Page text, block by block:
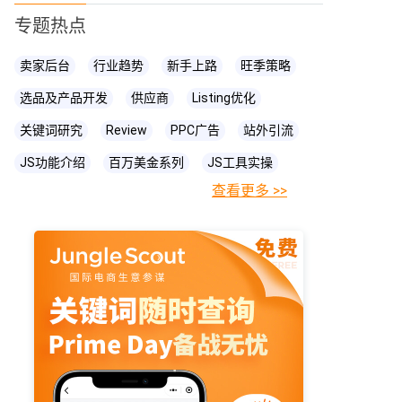
专题热点
卖家后台 行业趋势 新手上路 旺季策略
选品及产品开发 供应商 Listing优化
关键词研究 Review PPC广告 站外引流
JS功能介绍 百万美金系列 JS工具实操
亚马逊直播
亚马逊政策 cpc广告 亚马逊物流
亚马逊变体 亚马逊主图 亚马逊账号
亚马逊流量 亚马逊库存 亚马逊跟卖
亚马逊运营 亚马逊购物车 亚马逊listing
查看更多 >>